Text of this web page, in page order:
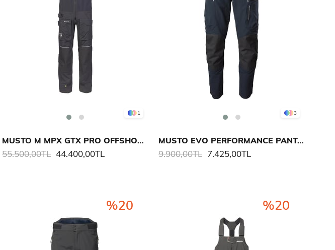
1
MUSTO M MPX GTX PRO OFFSHORE TRS 2.0
44.400,00TL
55.500,00TL
3
MUSTO EVO PERFORMANCE PANTALON
7.425,00TL
9.900,00TL
%20 %20